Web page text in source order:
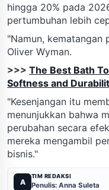
hingga 20% pada
pertumbuhan lebih
"Namun, kematangan
Oliver Wyman.
>>> The Best Bath
Softness and
"Kesenjangan itu
menunjukkan bahwa
perubahan secara
mereka mengambil
bisnis."
A
TIM REDAKSI
Penulis: Anna Suleta